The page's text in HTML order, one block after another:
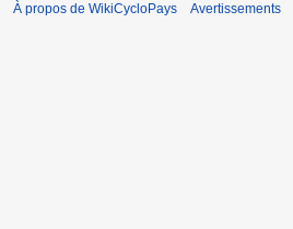
À propos de WikiCycloPays Avertissements